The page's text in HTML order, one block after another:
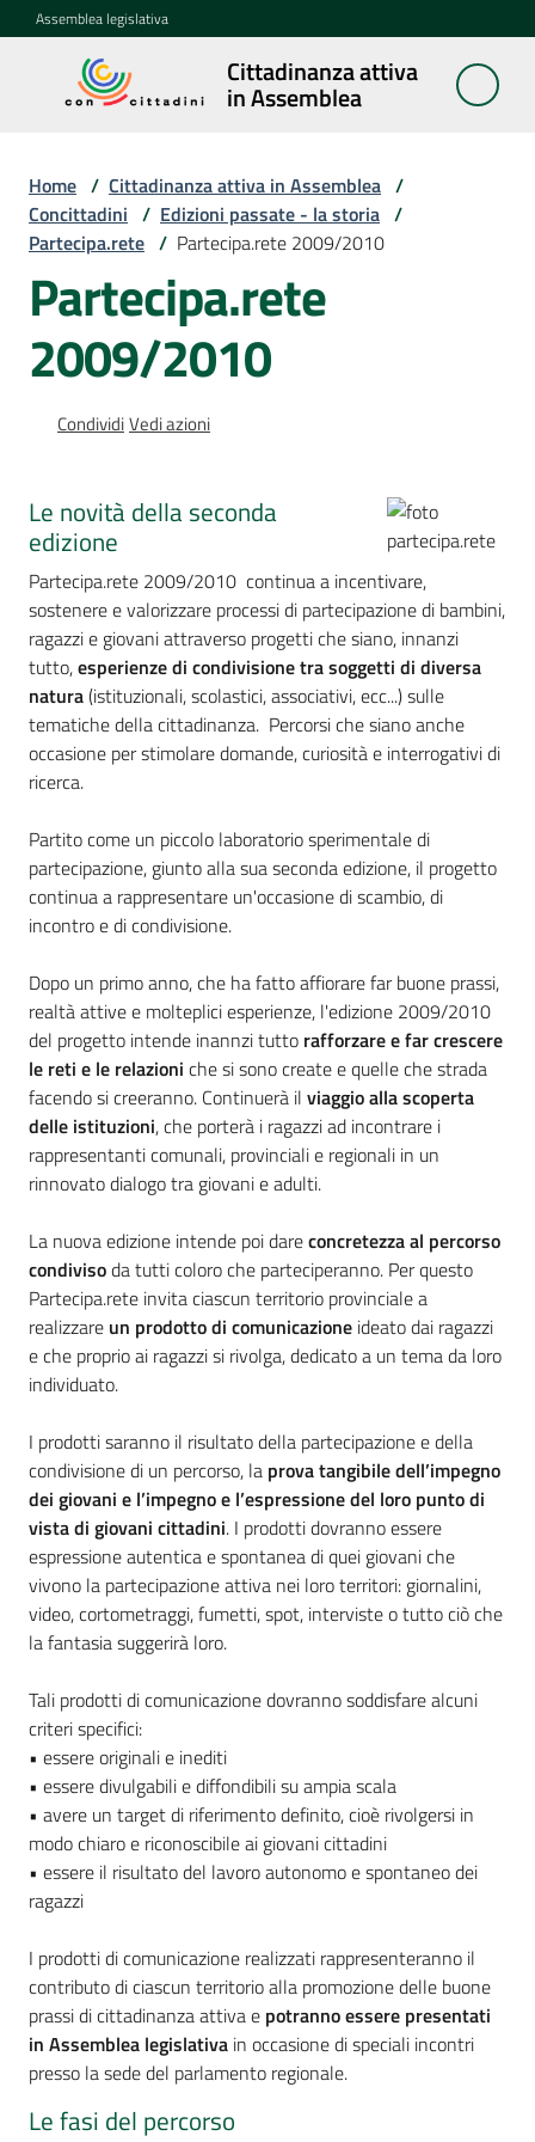
Vai al contenuto
Vai alla navigazione
Vai al footer
Assemblea legislativa
Cittadinanza attiva
in Assemblea
Cittadinanza
attiva in
Concittadini
Menu selezionato
Porte
aperte
in
Percorsi
sulla
memoria
Seguici
su
Assemblea
legislativa
Assemblea
Attività
Argomenti
Per i media
Per i cittadini
Home / Cittadinanza attiva in Assemblea /
Concittadini / Edizioni passate - la storia /
Partecipa.rete / Partecipa.rete 2009/2010
Partecipa.rete
2009/2010
CondividiVedi azioni
Le novità della seconda
edizione
Partecipa.rete 2009/2010 continua a incentivare,
sostenere e valorizzare processi di partecipazione di bambini,
ragazzi e giovani attraverso progetti che siano, innanzi
tutto,esperienze di condivisione tra soggetti di diversa
natura(istituzionali, scolastici, associativi, ecc...) sulle
tematiche della cittadinanza. Percorsi che siano anche
occasione per stimolare domande, curiosità e interrogativi di
ricerca.
Partito come un piccolo laboratorio sperimentale di
partecipazione, giunto alla sua seconda edizione, il progetto
continua a rappresentare un'occasione di scambio, di
incontro e di condivisione.
Dopo un primo anno, che ha fatto affiorare far buone prassi,
realtà attive e molteplici esperienze, l'edizione 2009/2010
del progetto intende inannzi tutto rafforzare e far crescere
le reti e le relazioni che si sono create e quelle che strada
facendo si creeranno. Continuerà il viaggio alla scoperta
delle istituzioni, che porterà i ragazzi ad incontrare i
rappresentanti comunali, provinciali e regionali in un
rinnovato dialogo tra giovani e adulti.
La nuova edizione intende poi dareconcretezza al percorso
condivisoda tutti coloro che parteciperanno. Per questo
Partecipa.rete invita ciascun territorio provinciale a
realizzare un prodotto di comunicazione ideato dai ragazzi
e che proprio ai ragazzi si rivolga, dedicato a un tema da loro
individuato.
I prodotti saranno il risultato della partecipazione e della
condivisione di un percorso, la prova tangibile dell’impegno
dei giovani e l’impegno e l’espressione del loro punto di
vista di giovani cittadini. I prodotti dovranno essere
espressione autentica e spontanea di quei giovani che
vivono la partecipazione attiva nei loro territori: giornalini,
video, cortometraggi, fumetti, spot, interviste o tutto ciò che
la fantasia suggerirà loro.
Tali prodotti di comunicazione dovranno soddisfare alcuni
criteri specifici:
• essere originali e inediti
• essere divulgabili e diffondibili su ampia scala
• avere un target di riferimento definito, cioè rivolgersi in
modo chiaro e riconoscibile ai giovani cittadini
• essere il risultato del lavoro autonomo e spontaneo dei
ragazzi
I prodotti di comunicazione realizzati rappresenteranno il
contributo di ciascun territorio alla promozione delle buone
prassi di cittadinanza attiva e potranno essere presentati
in Assemblea legislativa in occasione di speciali incontri
presso la sede del parlamento regionale.
Le fasi del percorso